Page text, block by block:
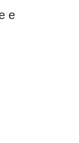
e